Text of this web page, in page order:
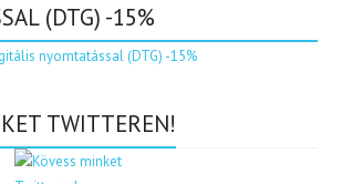
(DTG) -15%
TWITTEREN!